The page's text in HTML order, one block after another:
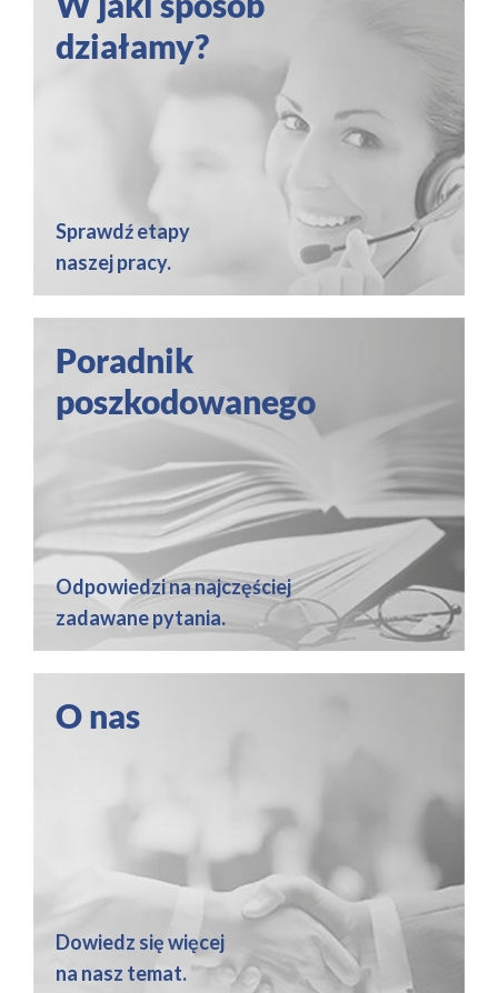
działamy?
Sprawdź etapy
naszej pracy.
Poradnik
poszkodowanego
Odpowiedzi na najczęściej
zadawane pytania.
O nas
Dowiedz się więcej
na nasz temat.